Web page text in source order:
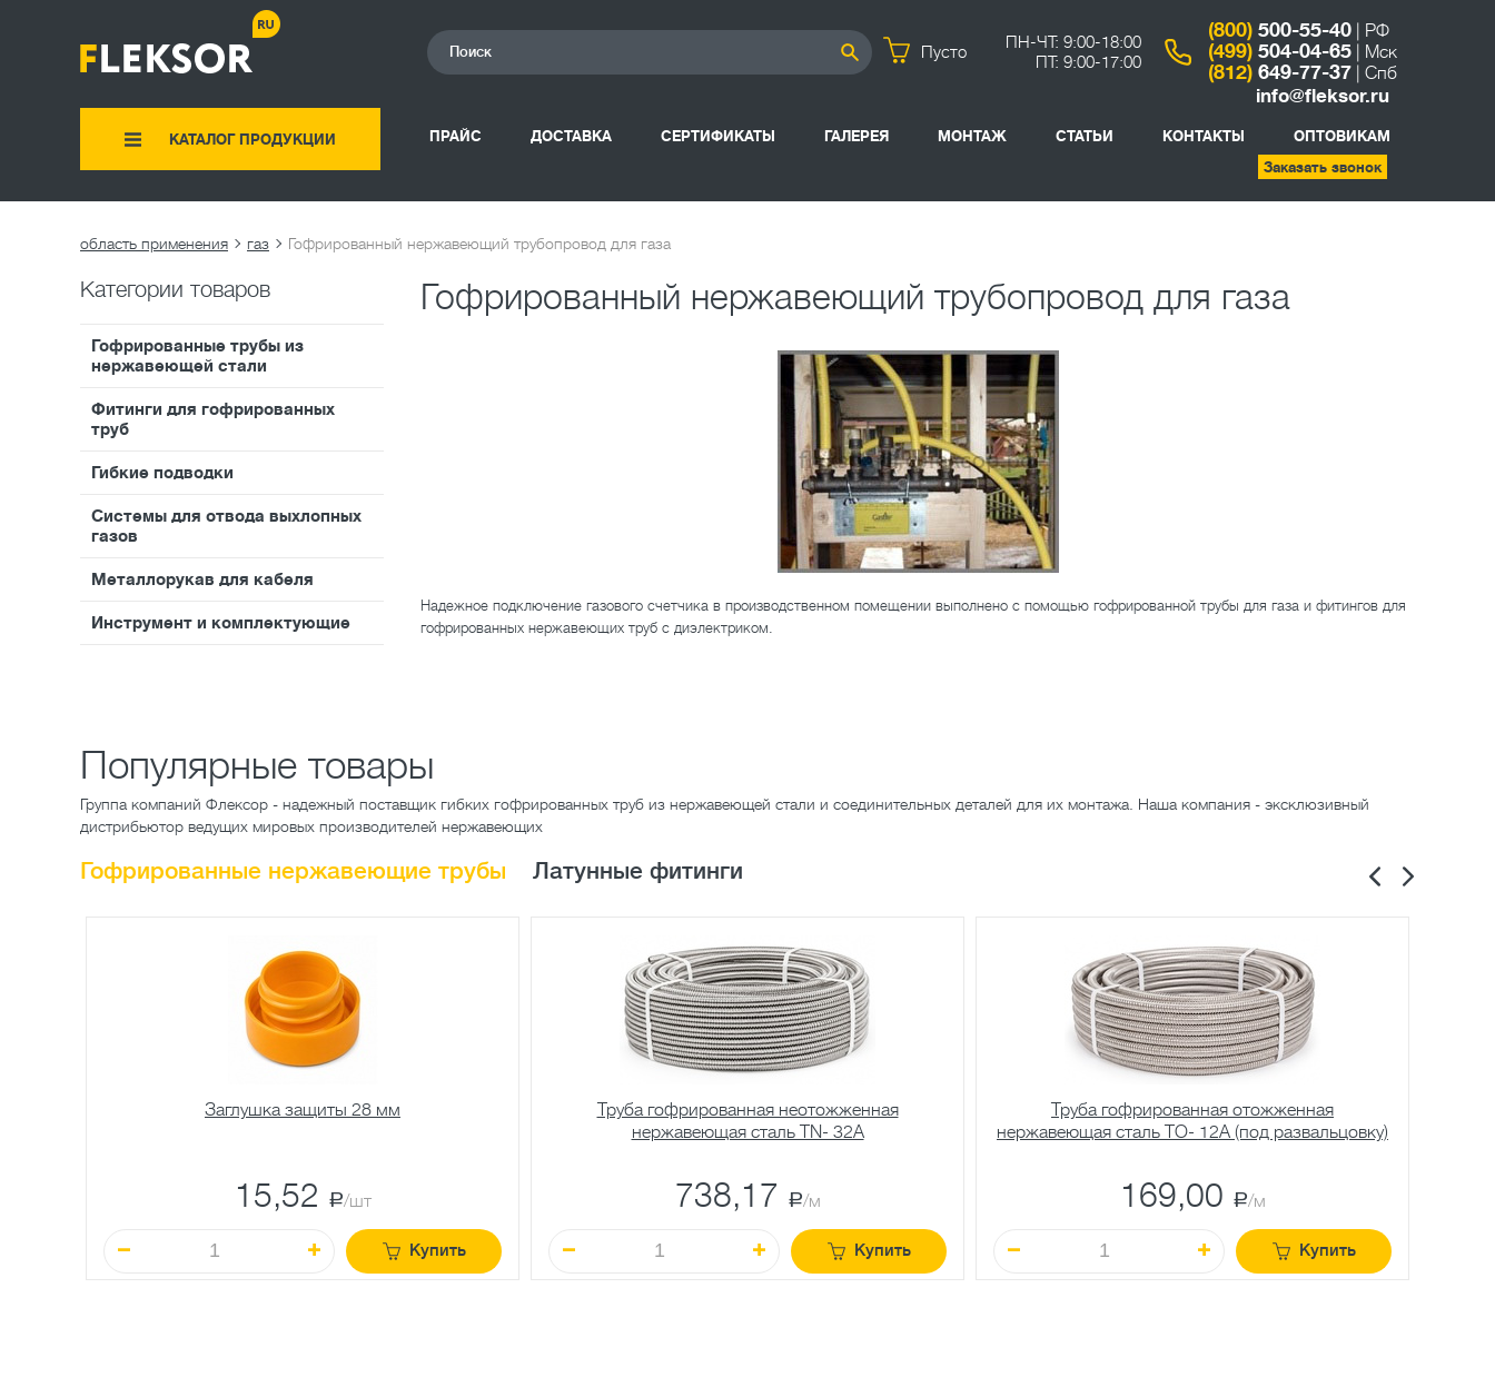
Пусто
ПН-ЧТ: 9:00-18:00
ПТ: 9:00-17:00
(800) 500-55-40 | РФ
(499) 504-04-65 | Мск
(812) 649-77-37 | Спб
КАТАЛОГ ПРОДУКЦИИ ПРАЙС ДОСТАВКА СЕРТИФИКАТЫ ГАЛЕРЕЯ МОНТАЖ СТАТЬИ КОНТАКТЫ
info@fleksor.ru
Заказать звонок
ОПТОВИКАМ
область применения газ Гофрированный нержавеющий трубопровод для газа
Категории товаров
Гофрированные трубы из
нержавеющей стали
Фитинги для гофрированных
труб
Гибкие подводки
Системы для отвода выхлопных
газов
Металлорукав для кабеля
Инструмент и комплектующие
Гофрированный нержавеющий трубопровод для газа
Надежное подключение газового счетчика в производственном помещении выполнено с помощью гофрированной трубы для газа и фитингов для
гофрированных нержавеющих труб с диэлектриком.
Популярные товары
Группа компаний Флексор - надежный поставщик гибких гофрированных труб из нержавеющей стали и соединительных деталей для их монтажа. Наша компания - эксклюзивный
дистрибьютор ведущих мировых производителей нержавеющих
Гофрированные нержавеющие трубы Латунные фитинги
Заглушка защиты 28 мм
15,52 a/шт
Купить
Труба гофрированная неотожженная
нержавеющая сталь TN- 32A
738,17 a/м
Купить
Труба гофрированная отожженная
нержавеющая сталь TO- 12A (под развальцовку)
169,00 a/м
Купить